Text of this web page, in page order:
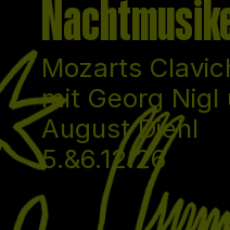
Mozarts
mit Georg Nigl
August Diehl
5.&6.12.26